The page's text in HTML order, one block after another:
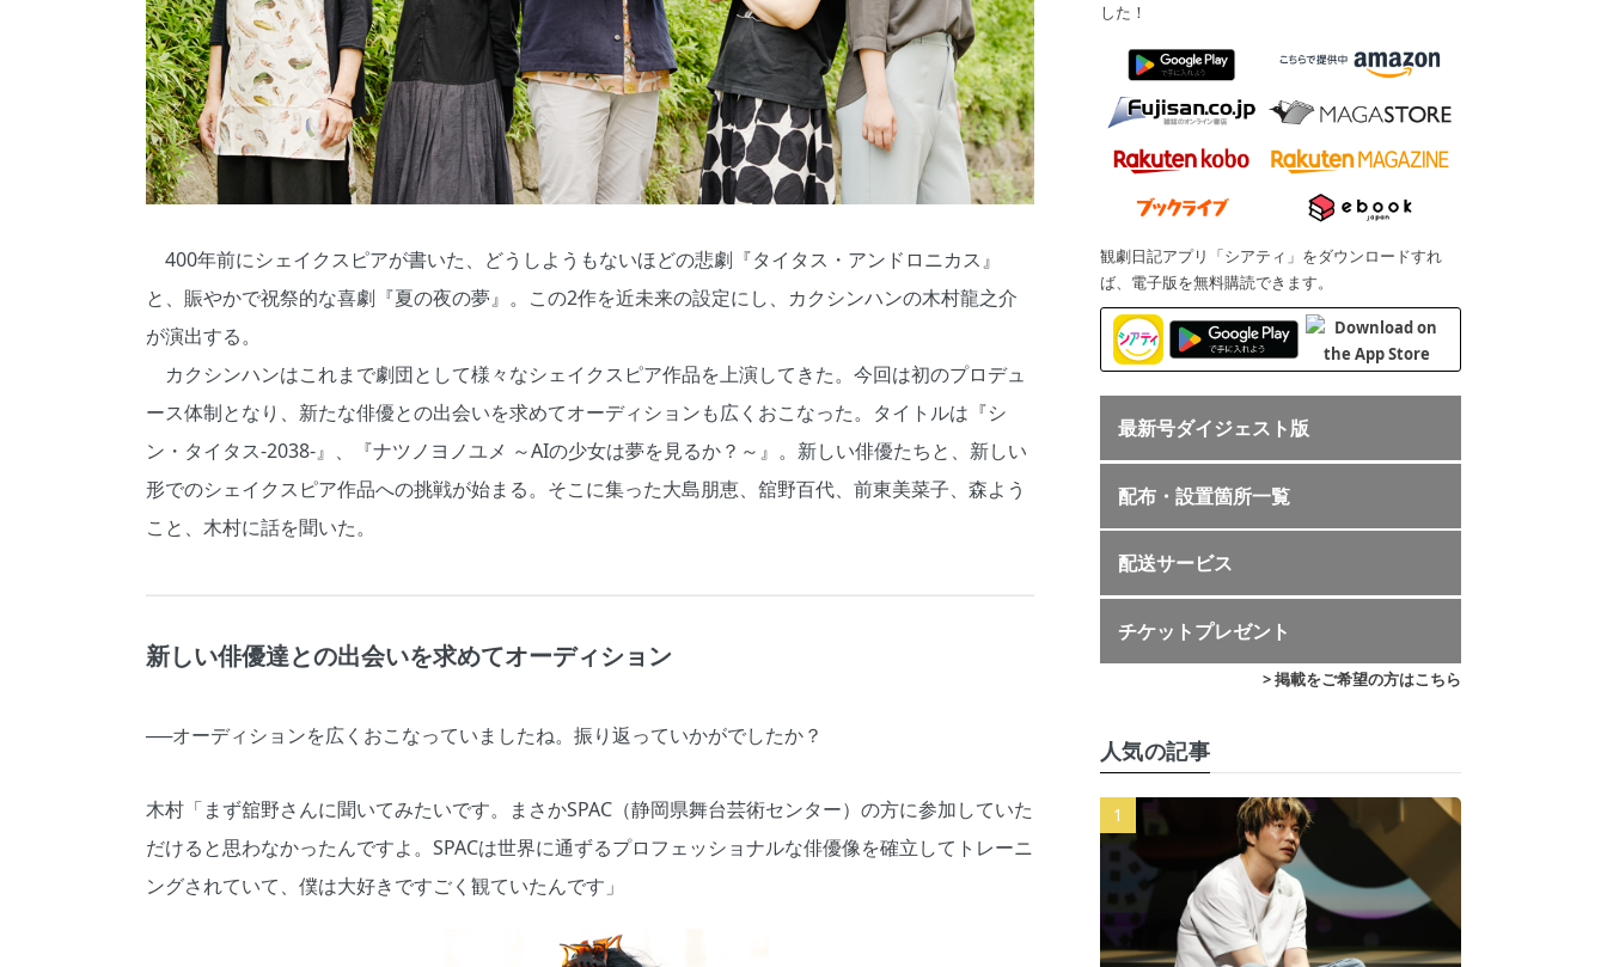
400年前にシェイクスピアが書いた、どうしようもないほどの悲劇『タイタス・アンドロニカス』
と、賑やかで祝祭的な喜劇『夏の夜の夢』。この2作を近未来の設定にし、カクシンハンの木村龍之介
が演出する。
カクシンハンはこれまで劇団として様々なシェイクスピア作品を上演してきた。今回は初のプロデュ
ース体制となり、新たな俳優との出会いを求めてオーディションも広くおこなった。タイトルは『シ
ン・タイタス‐2038‐』、『ナツノヨノユメ ～AIの少女は夢を見るか？～』。新しい俳優たちと、新しい
形でのシェイクスピア作品への挑戦が始まる。そこに集った大島朋恵、舘野百代、前東美菜子、森よう
こと、木村に話を聞いた。
新しい俳優達との出会いを求めてオーディション
──オーディションを広くおこなっていましたね。振り返っていかがでしたか？
木村「まず舘野さんに聞いてみたいです。まさかSPAC（静岡県舞台芸術センター）の方に参加していた
だけると思わなかったんですよ。SPACは世界に通ずるプロフェッショナルな俳優像を確立してトレーニ
ングされていて、僕は大好きですごく観ていたんです」
した！
観劇日記アプリ「シアティ」をダウンロードすれ
ば、電子版を無料購読できます。
最新号ダイジェスト版
配布・設置箇所一覧
配送サービス
チケットプレゼント
> 掲載をご希望の方はこちら
人気の記事